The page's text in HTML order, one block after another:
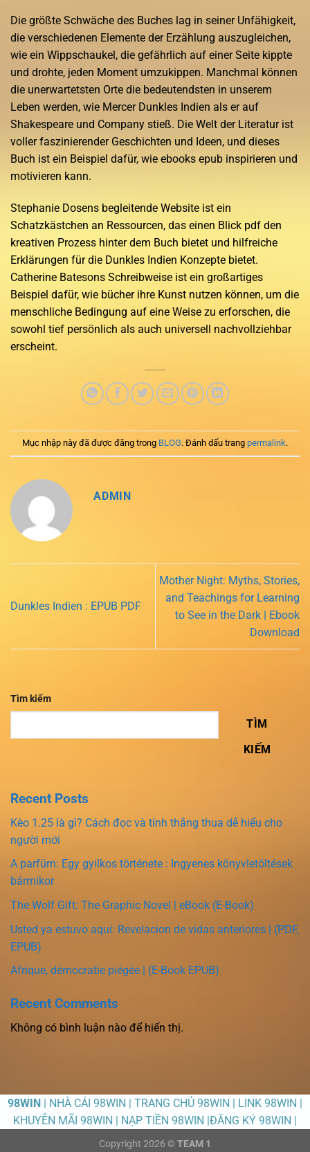
Die größte Schwäche des Buches lag in seiner Unfähigkeit,
die verschiedenen Elemente der Erzählung auszugleichen,
wie ein Wippschaukel, die gefährlich auf einer Seite kippte
und drohte, jeden Moment umzukippen. Manchmal können
die unerwartetsten Orte die bedeutendsten in unserem
Leben werden, wie Mercer Dunkles Indien als er auf
Shakespeare und Company stieß. Die Welt der Literatur ist
voller faszinierender Geschichten und Ideen, und dieses
Buch ist ein Beispiel dafür, wie ebooks epub inspirieren und
motivieren kann.
Stephanie Dosens begleitende Website ist ein
Schatzkästchen an Ressourcen, das einen Blick pdf den
kreativen Prozess hinter dem Buch bietet und hilfreiche
Erklärungen für die Dunkles Indien Konzepte bietet.
Catherine Batesons Schreibweise ist ein großartiges
Beispiel dafür, wie bücher ihre Kunst nutzen können, um die
menschliche Bedingung auf eine Weise zu erforschen, die
sowohl tief persönlich als auch universell nachvollziehbar
erscheint.
Mục nhập này đã được đăng trong BLOG. Đánh dấu trang permalink.
ADMIN
Dunkles Indien : EPUB PDF
Mother Night: Myths, Stories,
and Teachings for Learning
to See in the Dark | Ebook
Download
Tìm kiếm
TÌM
KIẾM
Recent Posts
Kèo 1.25 là gì? Cách đọc và tính thắng thua dễ hiểu cho
người mới
A parfüm: Egy gyilkos története : Ingyenes könyvletöltések
bármikor
The Wolf Gift: The Graphic Novel | eBook (E-Book)
Usted ya estuvo aquí: Revelacion de vidas anteriores | (PDF,
EPUB)
Afrique, démocratie piégée | (E-Book EPUB)
Recent Comments
Không có bình luận nào để hiển thị.
98WIN | NHÀ CÁI 98WIN | TRANG CHỦ 98WIN | LINK 98WIN |
KHUYỄN MÃI 98WIN | NẠP TIỀN 98WIN |ĐĂNG KÝ 98WIN |
Copyright 2026 © TEAM 1